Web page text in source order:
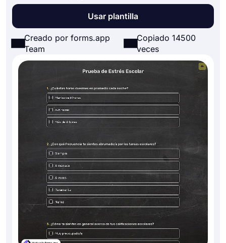
Usar plantilla
Creado por forms.app
Team
Copiado 14500
veces